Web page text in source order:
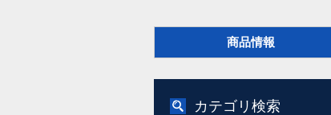
商品情報
カテゴリ検索